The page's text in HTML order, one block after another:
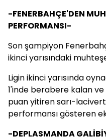
-FENERBAHÇE'DEN
PERFORMANSI-
Son şampiyon
ikinci yarısındaki
Ligin ikinci yarısında
1'inde berabere kalan
puan yitiren sarı-
performansı gösteren
-DEPLASMANDA